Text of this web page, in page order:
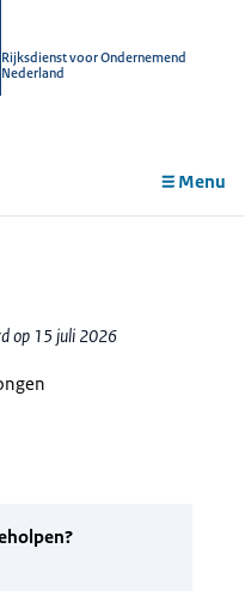
Rijksdienst voor Ondernemend
Nederland
Menu
op 15 juli 2026